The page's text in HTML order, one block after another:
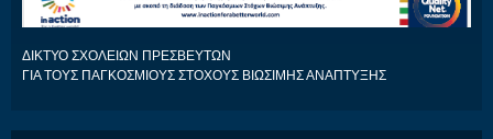
ΔΙΚΤΥΟ ΣΧΟΛΕΙΩΝ ΠΡΕΣΒΕΥΤΩΝ
ΓΙΑ ΤΟΥΣ ΠΑΓΚΟΣΜΙΟΥΣ ΣΤΟΧΟΥΣ ΒΙΩΣΙΜΗΣ ΑΝΑΠΤΥΞΗΣ